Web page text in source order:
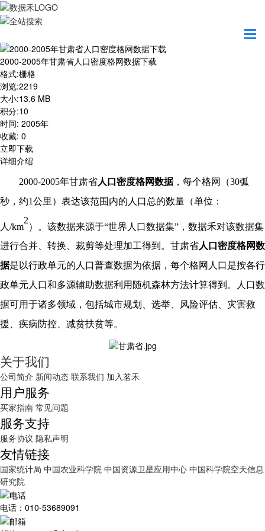
2000-2005年甘肃省人口密度格网数据下载
格式:栅格
浏览:2219
大小:13.6 MB
积分:10
时间: 2005年
收藏: 0
立即下载
详细介绍
2000-2005年甘肃省人口密度格网数据，每个格网（30弧
秒，约1公里）表达该范围内的人口总的数量（单位：
人/km
2
）。该数据来源于“世界人口数据集”，数据禾对该数据集
进行合并、转换、裁剪等处理加工得到。 甘肃省人口密度格网数
据是以行政单元的人口普查数据为依据，每个格网人口是按各行
政单元人口和多源辅助数据利用随机森林方法计算得到。人口数
据可用于诸多领域，包括城市规划、选举、风险评估、灾害救
援、疾病防控、减贫扶贫等。
关于我们
公司简介 新闻动态 联系我们 加入茗禾
用户服务
买家指南 常见问题
服务支持
服务协议 隐私声明
友情链接
国家统计局 中国农业科学院 中国资源卫星应用中心 中国科学院空天信息
研究院
电话：010-53689091